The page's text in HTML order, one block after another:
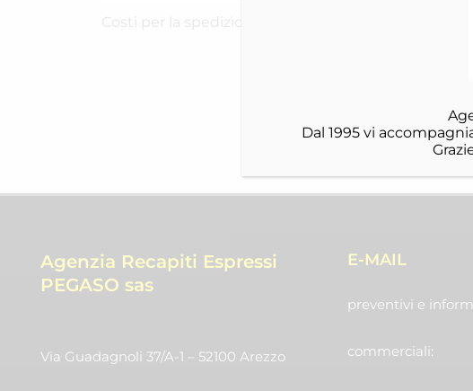
Costi per la spedizione RICH-2442IRXMF
Agenzia Recapiti Espressi
PEGASO sas
Via Guadagnoli 37/A-1 – 52100 Arezzo
E-MAIL
preventivi e
commerciali:
Dal 1995 vi